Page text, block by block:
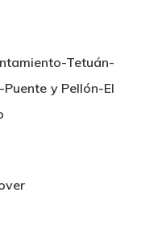
Tetuán-
y Pellón-El